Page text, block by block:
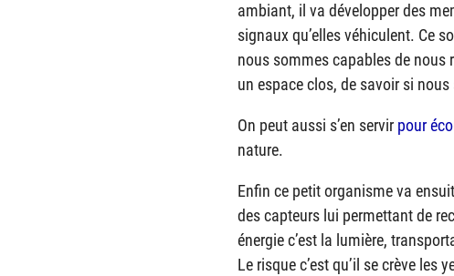
ambiant, il va développer des
signaux qu’elles véhiculent. Ce
nous sommes capables de nous
un espace clos, de savoir si
On peut aussi s’en servir pour
nature.
Enfin ce petit organisme va
des capteurs lui permettant de
énergie c’est la lumière,
Le risque c’est qu’il se crève les